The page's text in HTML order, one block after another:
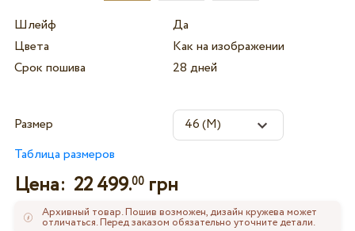
Шлейф
Да
Цвета
Как на изображении
Срок пошива
28 дней
Размер
Таблица размеров
Цена: 22 499.00грн
Архивный товар. Пошив возможен, дизайн кружева может
отличаться. Перед заказом обязательно уточните детали.